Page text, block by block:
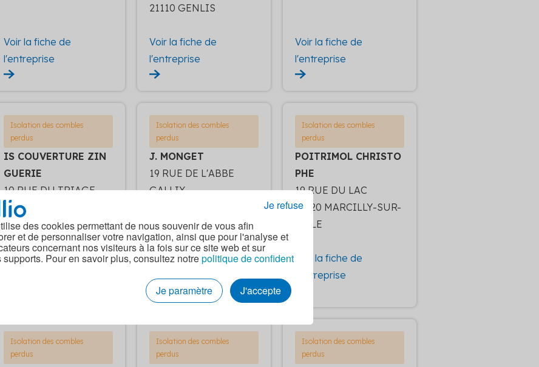
des cookies permettant de nous souvenir de vous afin
et de personnaliser votre navigation, ainsi que pour l'analyse et
concernant nos visiteurs à la fois sur ce site web et sur
supports. Pour en savoir plus, consultez notrepolitique de confident
Je paramètre
J'accepte
Je refuse
Voir la fiche de
l'entreprise
21110 GENLIS
Voir la fiche de
l'entreprise
Voir la fiche de
l'entreprise
Isolation des combles
perdus
IS COUVERTURE ZIN
GUERIE
10 RUE DU TRIAGE
21120 IS-SUR-TILLE
Voir la fiche de
Isolation des combles
perdus
J. MONGET
19 RUE DE L'ABBE
GALLIX
Voir la fiche de
Isolation des combles
perdus
POITRIMOL CHRISTO
PHE
19 RUE DU LAC
21120 MARCILLY-SUR-
TILLE
Voir la fiche de
l'entreprise
Isolation des combles
perdus
Isolation des combles
perdus
Isolation des combles
perdus